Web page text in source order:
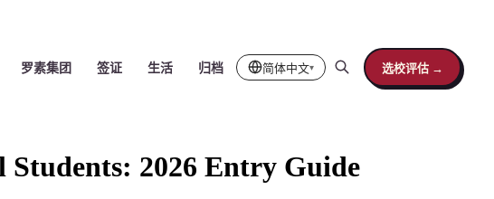
罗素集团 签证 生活 归档 简体中文▾ 选校评估 →
2026 Entry Guide